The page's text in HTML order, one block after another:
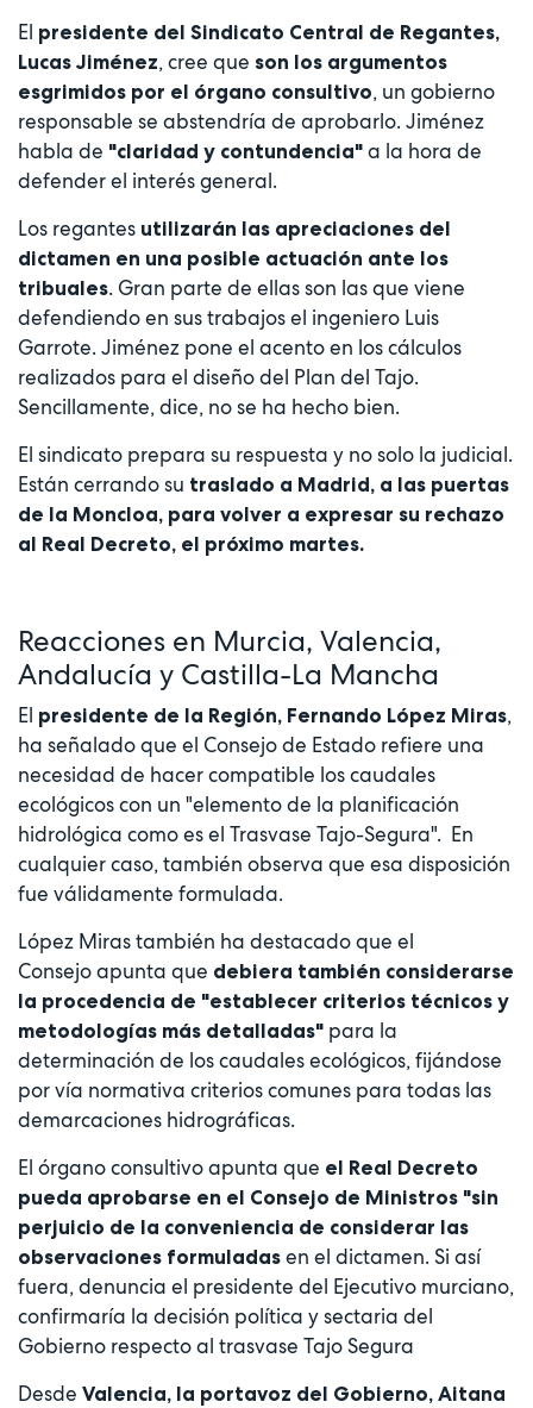
El presidente del Sindicato Central de Regantes,
Lucas Jiménez, cree que son los argumentos
esgrimidos por el órgano consultivo, un gobierno
responsable se abstendría de aprobarlo. Jiménez
habla de "claridad y contundencia" a la hora de
defender el interés general.
Los regantes utilizarán las apreciaciones del
dictamen en una posible actuación ante los
tribuales. Gran parte de ellas son las que viene
defendiendo en sus trabajos el ingeniero Luis
Garrote. Jiménez pone el acento en los cálculos
realizados para el diseño del Plan del Tajo.
Sencillamente, dice, no se ha hecho bien.
El sindicato prepara su respuesta y no solo la judicial.
Están cerrando su traslado a Madrid, a las puertas
de la Moncloa, para volver a expresar su rechazo
al Real Decreto, el próximo martes.
Reacciones en Murcia, Valencia,
Andalucía y Castilla-La Mancha
El presidente de la Región, Fernando López Miras,
ha señalado que el Consejo de Estado refiere una
necesidad de hacer compatible los caudales
ecológicos con un "elemento de la planificación
hidrológica como es el Trasvase Tajo-Segura". En
cualquier caso, también observa que esa disposición
fue válidamente formulada.
López Miras también ha destacado que el
Consejo apunta que debiera también considerarse
la procedencia de "establecer criterios técnicos y
metodologías más detalladas" para la
determinación de los caudales ecológicos, fijándose
por vía normativa criterios comunes para todas las
demarcaciones hidrográficas.
El órgano consultivo apunta que el Real Decreto
pueda aprobarse en el Consejo de Ministros "sin
perjuicio de la conveniencia de considerar las
observaciones formuladas en el dictamen. Si así
fuera, denuncia el presidente del Ejecutivo murciano,
confirmaría la decisión política y sectaria del
Gobierno respecto al trasvase Tajo Segura
Desde Valencia, la portavoz del Gobierno, Aitana